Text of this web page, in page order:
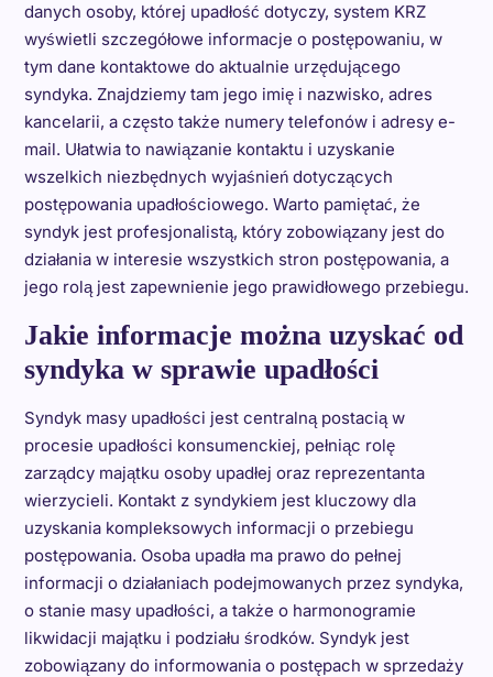
danych osoby, której upadłość dotyczy, system KRZ
wyświetli szczegółowe informacje o postępowaniu, w
tym dane kontaktowe do aktualnie urzędującego
syndyka. Znajdziemy tam jego imię i nazwisko, adres
kancelarii, a często także numery telefonów i adresy e-
mail. Ułatwia to nawiązanie kontaktu i uzyskanie
wszelkich niezbędnych wyjaśnień dotyczących
postępowania upadłościowego. Warto pamiętać, że
syndyk jest profesjonalistą, który zobowiązany jest do
działania w interesie wszystkich stron postępowania, a
jego rolą jest zapewnienie jego prawidłowego przebiegu.
Jakie informacje można uzyskać od
syndyka w sprawie upadłości
Syndyk masy upadłości jest centralną postacią w
procesie upadłości konsumenckiej, pełniąc rolę
zarządcy majątku osoby upadłej oraz reprezentanta
wierzycieli. Kontakt z syndykiem jest kluczowy dla
uzyskania kompleksowych informacji o przebiegu
postępowania. Osoba upadła ma prawo do pełnej
informacji o działaniach podejmowanych przez syndyka,
o stanie masy upadłości, a także o harmonogramie
likwidacji majątku i podziału środków. Syndyk jest
zobowiązany do informowania o postępach w sprzedaży